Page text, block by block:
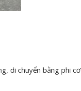
di chuyển bằng phi cơ